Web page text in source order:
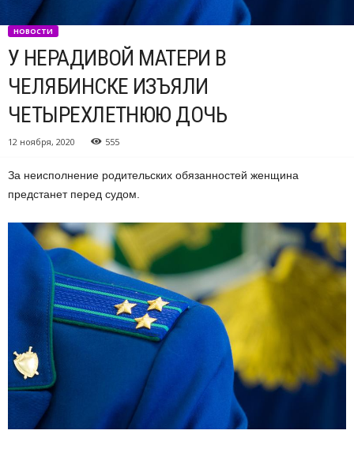
НОВОСТИ
У НЕРАДИВОЙ МАТЕРИ В
ЧЕЛЯБИНСКЕ ИЗЪЯЛИ
ЧЕТЫРЕХЛЕТНЮЮ ДОЧЬ
12 ноября, 2020 555
За неисполнение родительских обязанностей женщина
предстанет перед судом.